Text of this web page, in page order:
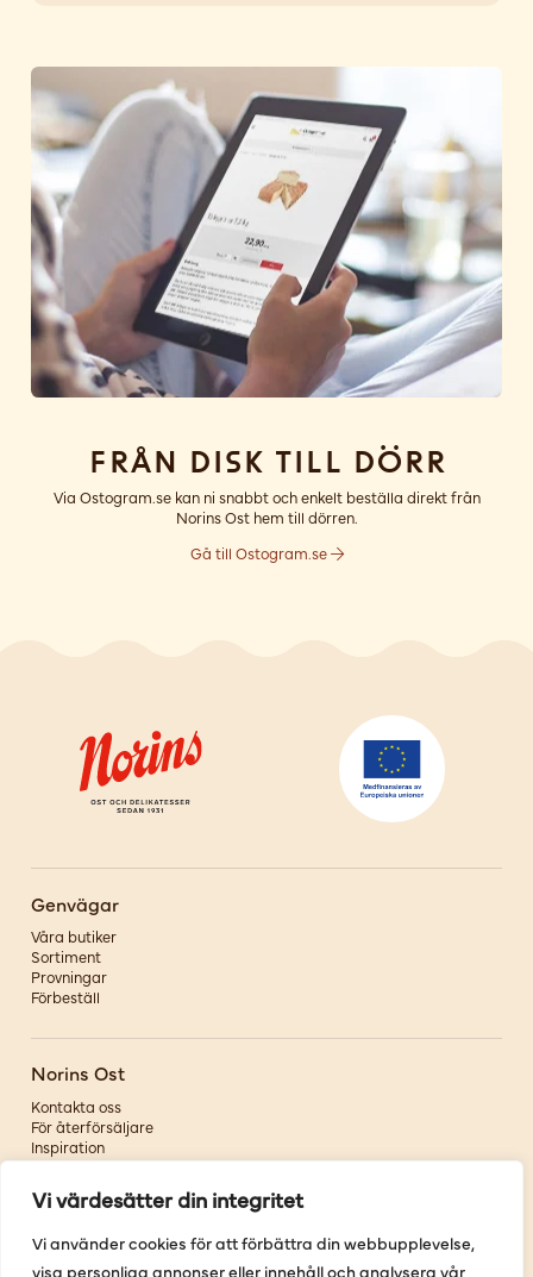
Vi värdesätter din integritet
Vi använder cookies för att förbättra din webbupplevelse,
visa personliga annonser eller innehåll och analysera vår
Från disk till dörr
Via Ostogram.se kan ni snabbt och enkelt beställa direkt från
Norins Ost hem till dörren.
Gå till Ostogram.se
Genvägar
Våra butiker
Sortiment
Provningar
Förbeställ
Norins Ost
Kontakta oss
För återförsäljare
Inspiration
Om oss
Följ oss